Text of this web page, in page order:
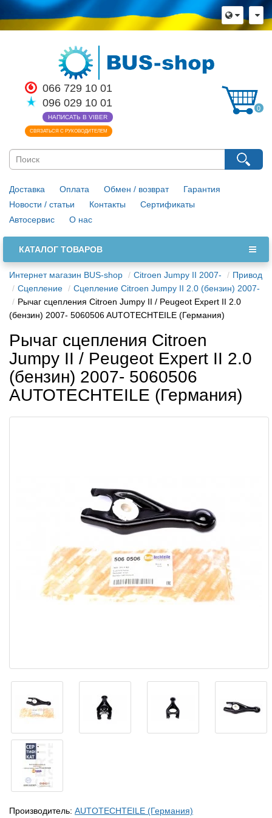
066 729 10 01
096 029 10 01
НАПИСАТЬ В VIBER
СВЯЗАТЬСЯ С РУКОВОДИТЕЛЕМ
0
Доставка Оплата Обмен / возврат
Гарантия
Новости / статьи
Контакты
Сертификаты
Автосервис
О нас
КАТАЛОГ ТОВАРОВ
Интернет магазин BUS-shop Citroen Jumpy II 2007-
Привод
Сцепление
Сцепление Citroen Jumpy II 2.0 (бензин) 2007-
Рычаг сцепления Citroen Jumpy II / Peugeot Expert II 2.0
(бензин) 2007- 5060506 AUTOTECHTEILE (Германия)
Рычаг сцепления Citroen
Jumpy II / Peugeot Expert II 2.0
(бензин) 2007- 5060506
AUTOTECHTEILE (Германия)
Производитель: AUTOTECHTEILE (Германия)